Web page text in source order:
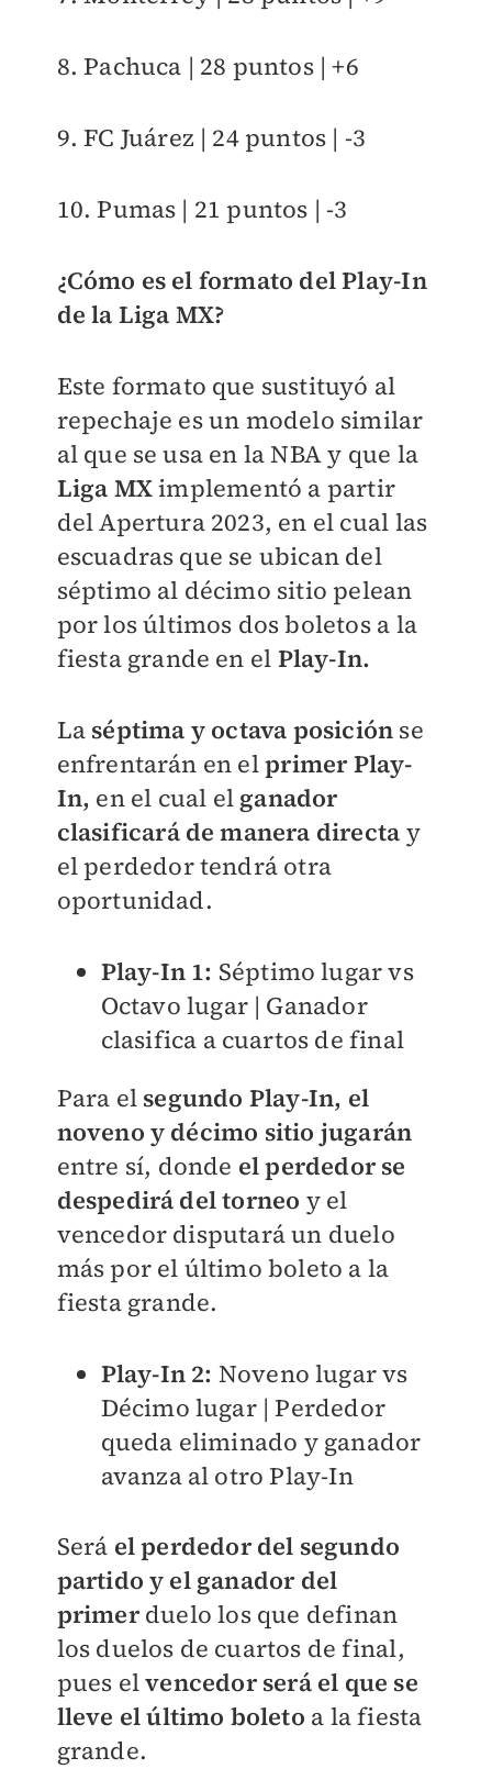
8. Pachuca | 28 puntos | +6
9. FC Juárez | 24 puntos | -3
10. Pumas | 21 puntos | -3
¿Cómo es el formato del Play-In
de la Liga MX?
Este formato que sustituyó al
repechaje es un modelo similar
al que se usa en la NBA y que la
Liga MXimplementó a partir
del Apertura 2023, en el cual las
escuadras que se ubican del
séptimo al décimo sitio pelean
por los últimos dos boletos a la
fiesta grande en el Play-In.
Laséptima y octava posición se
enfrentarán en elprimer Play-
In, en el cual el ganador
clasificará de manera directa y
el perdedor tendrá otra
oportunidad.
Play-In 1: Séptimo lugar vs
Octavo lugar | Ganador
clasifica a cuartos de final
Para el segundo Play-In, el
noveno y décimo sitio jugarán
entre sí, donde el perdedor se
despedirá del torneo y el
vencedor disputará un duelo
más por el último boleto a la
fiesta grande.
Play-In 2: Noveno lugar vs
Décimo lugar | Perdedor
queda eliminado y ganador
avanza al otro Play-In
Será el perdedor del segundo
partido y el ganador del
primerduelo los que definan
los duelos de cuartos de final,
pues elvencedor será el que se
lleve el último boleto a la fiesta
grande.